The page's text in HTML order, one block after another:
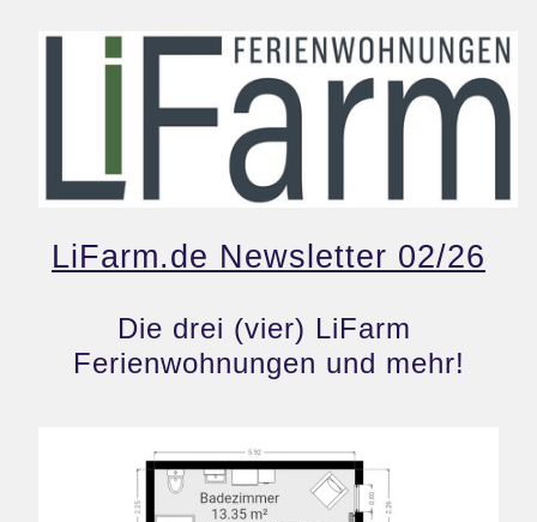
LiFarm.de Newsletter 02/26
Die drei (vier) LiFarm
Ferienwohnungen und mehr!